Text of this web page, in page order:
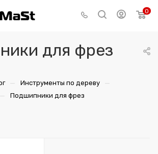
0
для фрез
— Инструменты по дереву —
— Подшипники для фрез